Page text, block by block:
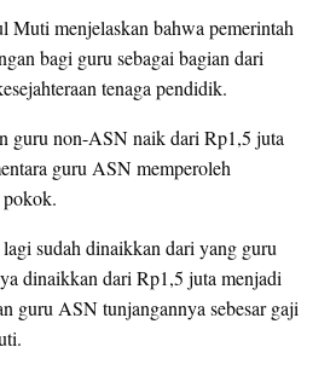
menjelaskan bahwa pemerintah
bagi guru sebagai bagian dari
tenaga pendidik.
guru non-ASN naik dari Rp1,5 juta
guru ASN memperoleh
pokok.
lagi sudah dinaikkan dari yang guru
dinaikkan dari Rp1,5 juta menjadi
guru ASN tunjangannya sebesar gaji